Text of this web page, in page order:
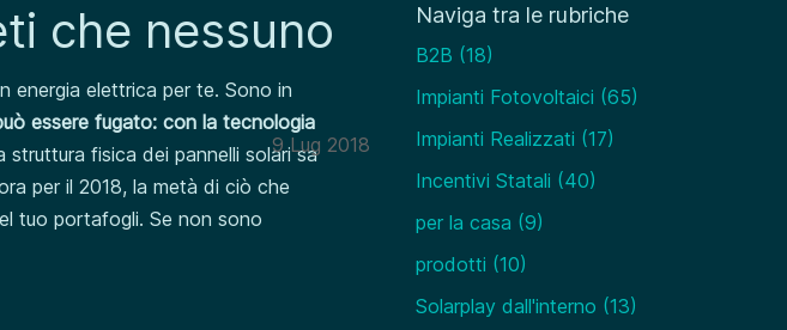
che nessuno
9 Lug 2018
energia elettrica per te. Sono in
essere fugato: con la tecnologia
struttura fisica dei pannelli solari sa
per il 2018, la metà di ciò che
tuo portafogli. Se non sono
Naviga tra le rubriche
B2B (18)
Impianti Fotovoltaici (65)
Impianti Realizzati (17)
Incentivi Statali (40)
per la casa (9)
prodotti (10)
Solarplay dall'interno (13)